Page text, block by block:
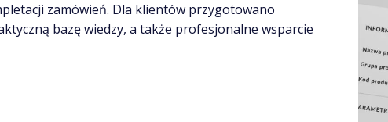
zamówień. Dla klientów przygotowano
bazę wiedzy, a także profesjonalne wsparcie